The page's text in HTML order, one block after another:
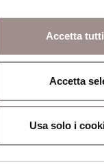
Accetta
Accetta
Usa solo i